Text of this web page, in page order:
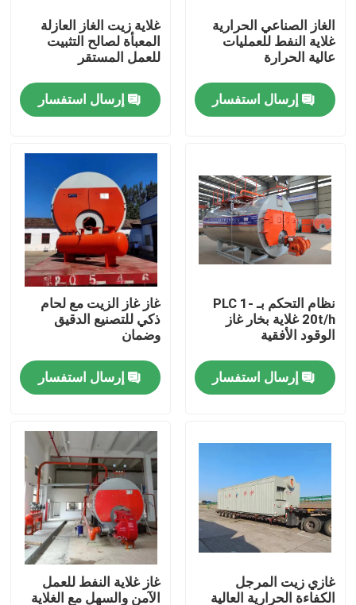
منتجات
أشرطة فيديو
معلومات عنا
جولة في المعمل
رقابة جودة
اتصل بنا
أخبار
اطلب اقتباس
غلاية زيت الغاز
الغاز الصناعي الحرارية
غلاية النفط للعمليات
عالية الحرارة
إرسال استفسار
غلاية زيت الغاز العازلة
المعبأة لصالح التثبيت
للعمل المستقر
إرسال استفسار
نظام التحكم بـ PLC 1-
20t/h غلاية بخار غاز
الوقود الأفقية
إرسال استفسار
غاز غاز الزيت مع لحام
ذكي للتصنيع الدقيق
وضمان
إرسال استفسار
غازي زيت المرجل
الكفاءة الحرارية العالية
غاز غلاية النفط للعمل
الآمن والسهل مع الغلاية